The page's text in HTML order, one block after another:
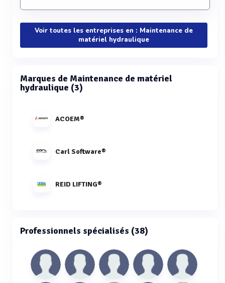
Voir toutes les entreprises en : Maintenance de
matériel hydraulique
Marques de Maintenance de matériel
hydraulique (3)
ACOEM®
Carl Software®
REID LIFTING®
Professionnels spécialisés (38)